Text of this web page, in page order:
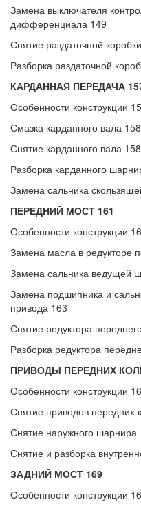
Замена выключателя
дифференциала 149
Снятие раздаточной
Разборка раздаточной
КАРДАННАЯ ПЕРЕДАЧА
Особенности конструкции
Смазка карданного вала 158
Снятие карданного вала 158
Разборка карданного
Замена сальника
ПЕРЕДНИЙ МОСТ 161
Особенности конструкции
Замена масла в редукторе
Замена сальника ведущей
Замена подшипника и
привода 163
Снятие редуктора
Разборка редуктора
ПРИВОДЫ ПЕРЕДНИХ
Особенности конструкции
Снятие приводов передних
Снятие наружного шарнира
Снятие и разборка
ЗАДНИЙ МОСТ 169
Особенности конструкции